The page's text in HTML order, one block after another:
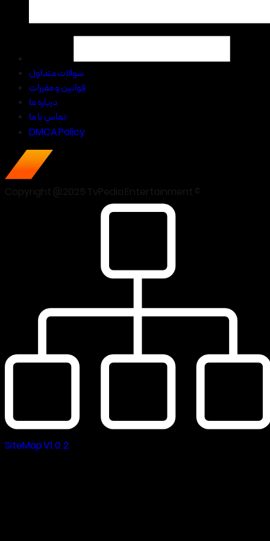
سوالات متداول
قوانین و مقررات
درباره ما
تماس با ما
DMCA Policy
SiteMap V1.0.2